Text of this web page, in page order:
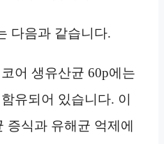
다음과 같습니다.
어 생유산균 60p에는
유되어 있습니다. 이
증식과 유해균 억제에